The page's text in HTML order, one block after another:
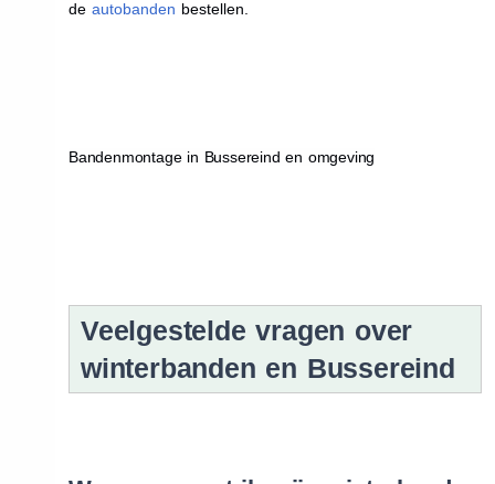
de autobanden bestellen.
Bandenmontage in Bussereind en omgeving
Veelgestelde vragen over
winterbanden en Bussereind